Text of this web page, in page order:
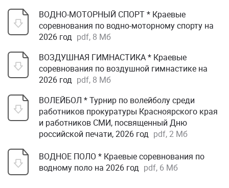
ВОДНО-МОТОРНЫЙ СПОРТ * Краевые
соревнования по водно-моторному спорту на
2026 год pdf, 8 Мб
ВОЗДУШНАЯ ГИМНАСТИКА * Краевые
соревнования по воздушной гимнастике на
2026 год pdf, 8 Мб
ВОЛЕЙБОЛ * Турнир по волейболу среди
работников прокуратуры Красноярского края
и работников СМИ, посвященный Дню
российской печати, 2026 год pdf, 2 Мб
ВОДНОЕ ПОЛО * Краевые соревнования по
водному поло на 2026 год pdf, 6 Мб